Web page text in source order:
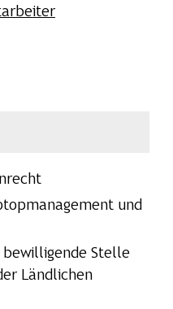
und
Stelle
Ländlichen